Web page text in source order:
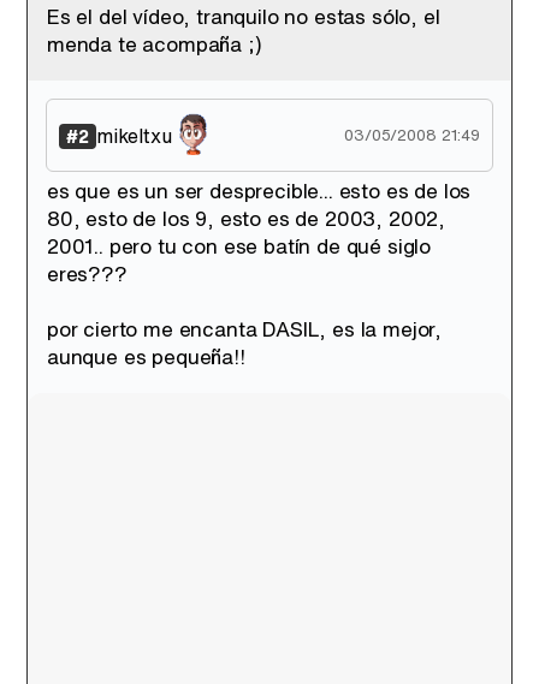
Es el del vídeo, tranquilo no estas sólo, el
menda te acompaña ;)
#2 mikeltxu 03/05/2008 21:49
es que es un ser desprecible... esto es de los
80, esto de los 9, esto es de 2003, 2002,
2001.. pero tu con ese batín de qué siglo
eres???
por cierto me encanta DASIL, es la mejor,
aunque es pequeña!!